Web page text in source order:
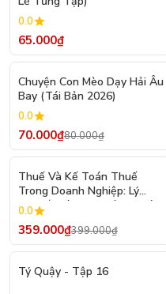
0.0
65.000₫
- 12%
Chuyện Con Mèo Dạy Hải Âu
Bay (Tái Bản 2026)
0.0
70.000₫80.000₫
- 10%
Thuế Và Kế Toán Thuế
Trong Doanh Nghiệp: Lý
Thuyết Và Thực Hành (Tái
Bản 2026) - PGS. TS. Phạm
Đức Cường
0.0
359.000₫399.000₫
Tý Quậy - Tập 16